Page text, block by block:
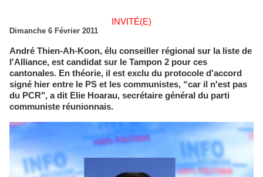
INVITÉ(E)
Dimanche 6 Février 2011
André Thien-Ah-Koon, élu conseiller régional sur la liste de
l'Alliance, est candidat sur le Tampon 2 pour ces
cantonales. En théorie, il est exclu du protocole d'accord
signé hier entre le PS et les communistes, “car il n'est pas
du PCR", a dit Elie Hoarau, secrétaire général du parti
communiste réunionnais.